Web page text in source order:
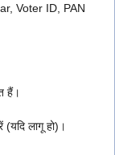
Voter ID, PAN
हैं।
(यदि लागू हो)।